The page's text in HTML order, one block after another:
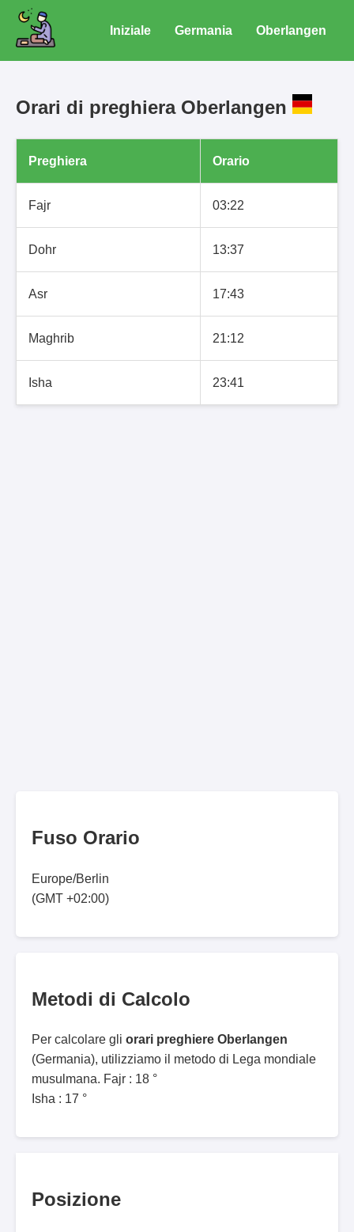
Iniziale Germania Oberlangen
Orari di preghiera Oberlangen
Preghiera Orario
Fajr 03:22
Dohr 13:37
Asr 17:43
Maghrib 21:12
Isha 23:41
Fuso Orario
Europe/Berlin
(GMT +02:00)
Metodi di Calcolo
Per calcolare gli orari preghiere Oberlangen
(Germania), utilizziamo il metodo di Lega mondiale
musulmana. Fajr : 18 °
Isha : 17 °
Posizione